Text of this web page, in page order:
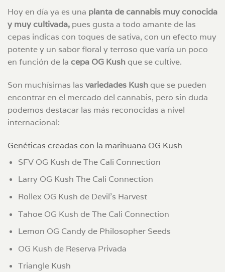
Hoy en día ya es una planta de cannabis muy conocida
y muy cultivada, pues gusta a todo amante de las
cepas indicas con toques de sativa, con un efecto muy
potente y un sabor floral y terroso que varía un poco
en función de la cepa OG Kushque se cultive.
Son muchísimas las variedades Kushque se pueden
encontrar en el mercado del cannabis, pero sin duda
podemos destacar las más reconocidas a nivel
internacional:
Genéticas creadas con la marihuana OG Kush
SFV OG Kush de The Cali Connection
Larry OG Kush The Cali Connection
Rollex OG Kush de Devil’s Harvest
Tahoe OG Kush de The Cali Connection
Lemon OG Candy de Philosopher Seeds
OG Kush de Reserva Privada
Triangle Kush